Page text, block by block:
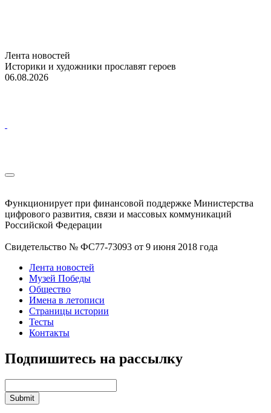
Лента новостей
Историки и художники прославят героев
06.08.2026
Функционирует при финансовой поддержке Министерства
цифрового развития, связи и массовых коммуникаций
Российской Федерации
Свидетельство № ФС77-73093 от 9 июня 2018 года
Лента новостей
Музей Победы
Общество
Имена в летописи
Страницы истории
Тесты
Контакты
Подпишитесь на рассылку